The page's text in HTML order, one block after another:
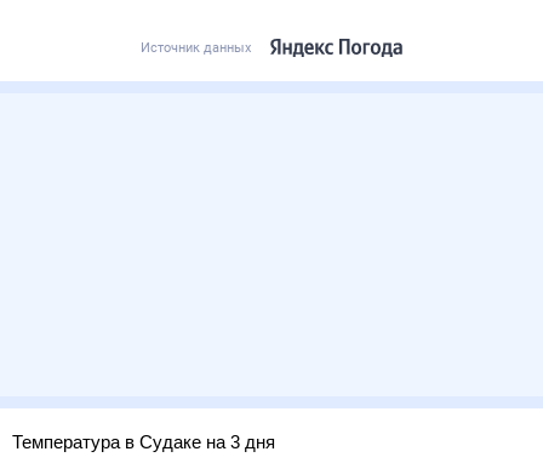
Источник данных
Температура в Судаке на 3 дня